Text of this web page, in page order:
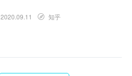
2020.09.11 知乎